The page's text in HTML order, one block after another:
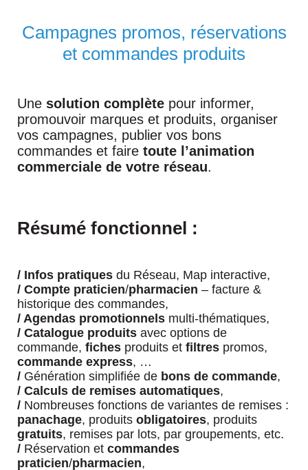
Campagnes promos, réservations
et commandes produits
Une solution complète pour informer,
promouvoir marques et produits, organiser
vos campagnes, publier vos bons
commandes et faire toute l’animation
commerciale de votre réseau.
Résumé fonctionnel :
/ Infos pratiques du Réseau, Map interactive,
/ Compte praticien/pharmacien – facture &
historique des commandes,
/ Agendas promotionnels multi-thématiques,
/ Catalogue produits avec options de
commande, fiches produits et filtres promos,
commande express, …
/ Génération simplifiée de bons de commande,
/ Calculs de remises automatiques,
/ Nombreuses fonctions de variantes de remises :
panachage, produits obligatoires, produits
gratuits, remises par lots, par groupements, etc.
/ Réservation et commandes
praticien/pharmacien,